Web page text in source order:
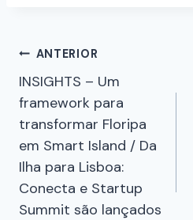
ANTERIOR
INSIGHTS – Um
framework para
transformar Floripa
em Smart Island / Da
Ilha para Lisboa:
Conecta e Startup
Summit são lançados